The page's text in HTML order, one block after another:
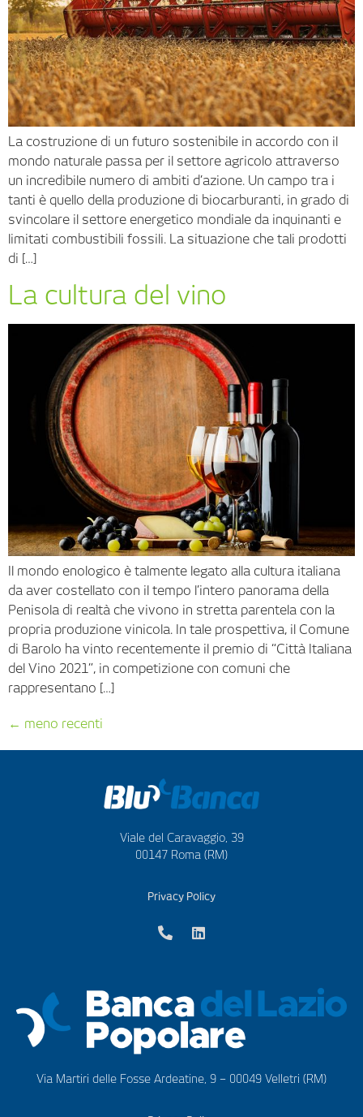
La costruzione di un futuro sostenibile in accordo con il
mondo naturale passa per il settore agricolo attraverso
un incredibile numero di ambiti d’azione. Un campo tra i
tanti è quello della produzione di biocarburanti, in grado di
svincolare il settore energetico mondiale da inquinanti e
limitati combustibili fossili. La situazione che tali prodotti
di […]
La cultura del vino
Il mondo enologico è talmente legato alla cultura italiana
da aver costellato con il tempo l’intero panorama della
Penisola di realtà che vivono in stretta parentela con la
propria produzione vinicola. In tale prospettiva, il Comune
di Barolo ha vinto recentemente il premio di “Città Italiana
del Vino 2021”, in competizione con comuni che
rappresentano […]
← meno recenti
Viale del Caravaggio, 39
00147 Roma (RM)
Privacy Policy
Via Martiri delle Fosse Ardeatine, 9 – 00049 Velletri (RM)